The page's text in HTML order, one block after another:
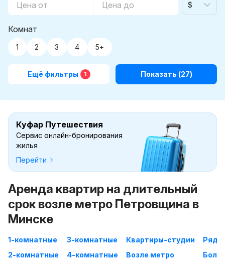
$
Комнат
1 2 3 4 5+
Ещё фильтры 1 Показать (27)
Куфар Путешествия
Сервис онлайн-бронирования
жилья
Перейти
Аренда квартир на длительный
срок возле метро Петровщина в
Минске
1-комнатные
2-комнатные
3-комнатные
4-комнатные
Квартиры-студии
Возле метро